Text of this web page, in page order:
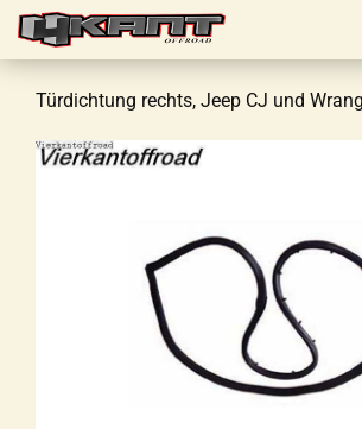
Türdichtung rechts, Jeep CJ und